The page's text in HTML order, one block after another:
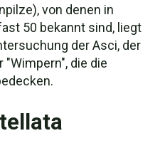
von denen in
50 bekannt sind, liegt
der Asci, der
"Wimpern", die die